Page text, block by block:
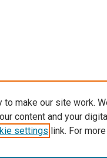
make our site work.
content and your
settings link. For